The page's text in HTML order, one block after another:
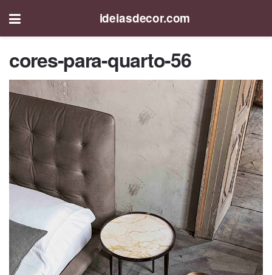
ideiasdecor.com
cores-para-quarto-56